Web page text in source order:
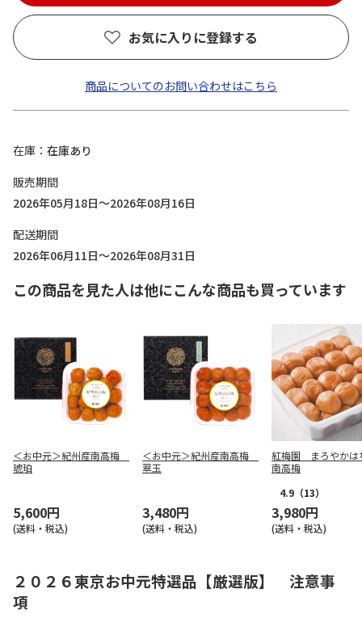
お気に入りに登録する
商品についてのお問い合わせはこちら
在庫
在庫あり
販売期間
2026年05月18日～2026年08月16日
配送期間
2026年06月11日～2026年08月31日
この商品を見た人は他にこんな商品も買っています
＜お中元＞紀州産南高梅
琥珀
5,600円
(送料・税込)
＜お中元＞紀州産南高梅
翠玉
3,480円
(送料・税込)
紅梅園 まろやかは
南高梅
4.9 （13）
3,980円
(送料・税込)
２０２６東京お中元特選品【厳選版】 注意事
項